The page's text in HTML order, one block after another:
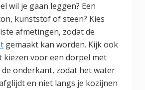
wil je gaan leggen? Een
kunststof of steen? Kies
afmetingen, zodat de
gemaakt kan worden. Kijk ook
kiezen voor een dorpel met
onderkant, zodat het water
en niet langs je kozijnen